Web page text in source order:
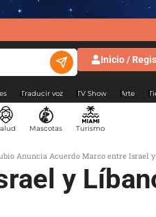
Inicio /
Traducir voz TV Show Arte
Mascotas Turismo
Anuncia Acuerdo Marco entre Israel y
y